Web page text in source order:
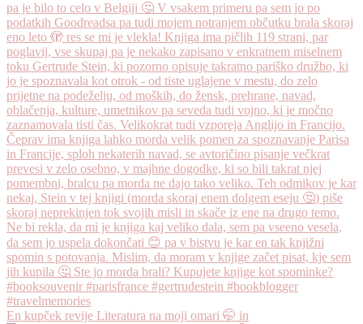
En kupček revije Literatura na moji omari 🤭 in